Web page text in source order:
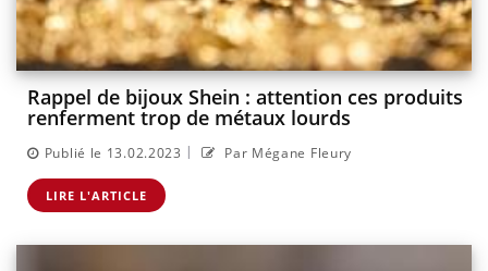
Rappel de bijoux Shein : attention ces produits
renferment trop de métaux lourds
Publié le 13.02.2023 | Par Mégane Fleury
LIRE L'ARTICLE